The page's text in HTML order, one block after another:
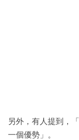
另外，有人提到，
一個優勢」。